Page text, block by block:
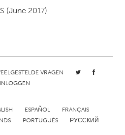
(June 2017)
VRAGEN
INLOGGEN
ESPAÑOL
FRANÇAIS
PORTUGUÊS РУССКИЙ